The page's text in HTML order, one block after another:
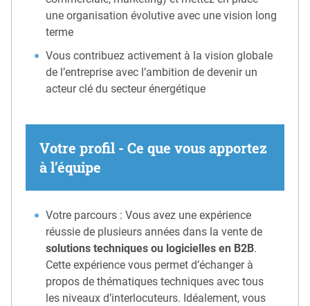
une organisation évolutive avec une vision long
terme
Vous contribuez activement à la vision globale
de l’entreprise avec l’ambition de devenir un
acteur clé du secteur énergétique
Votre profil - Ce que vous apportez
à l’équipe
Votre parcours : Vous avez une expérience
réussie de plusieurs années dans la vente de
solutions techniques ou logicielles en B2B.
Cette expérience vous permet d’échanger à
propos de thématiques techniques avec tous
les niveaux d’interlocuteurs. Idéalement, vous